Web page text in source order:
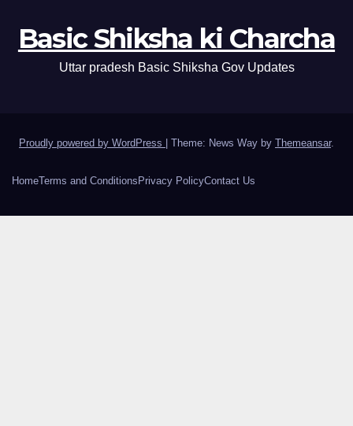
Basic Shiksha ki Charcha
Uttar pradesh Basic Shiksha Gov Updates
Proudly powered by WordPress | Theme: News Way by Themeansar.
HomeTerms and Conditions Privacy PolicyContact Us